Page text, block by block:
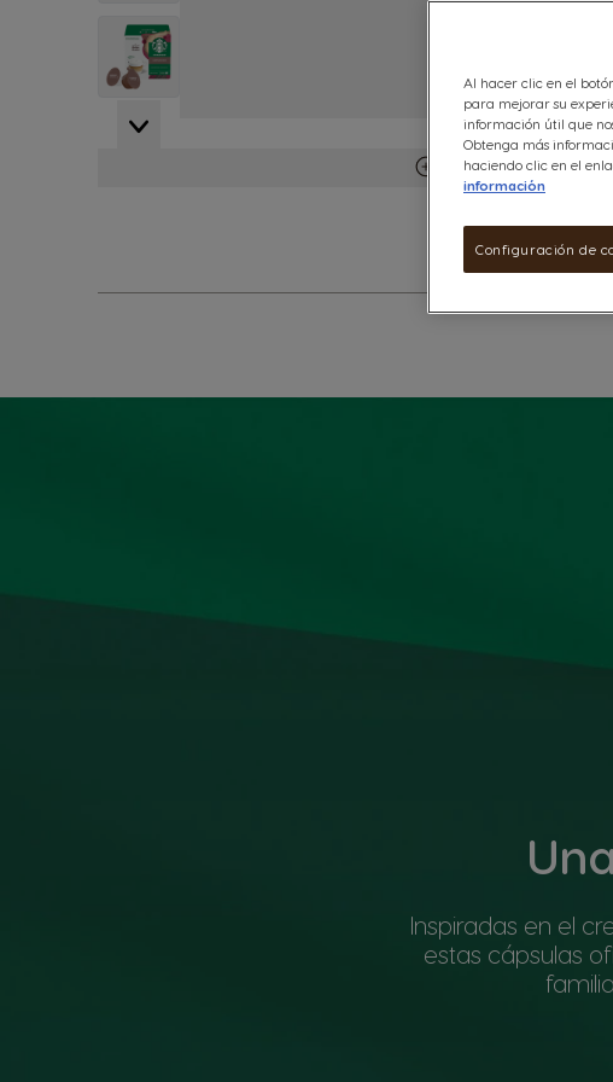
View larger image
View larger image
Ver más detalles
Inspiradas en el
estas cápsulas
Al hacer clic en el
para mejorar su
información útil que
Obtenga más
haciendo clic en el
información
Configuración de